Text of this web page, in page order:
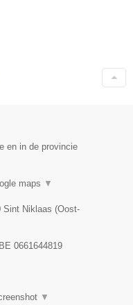
en in de provincie
maps ▼
Sint Niklaas (Oost-
BE 0661644819
▼